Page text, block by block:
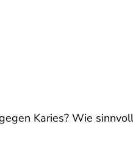
Karies? Wie